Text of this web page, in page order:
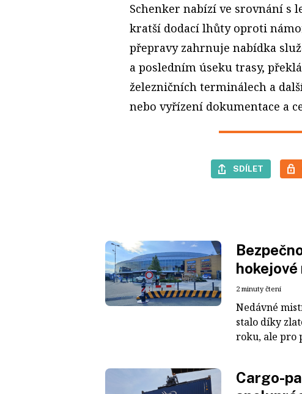
Schenker nabízí ve srovnání s
kratší dodací lhůty oproti
přepravy zahrnuje nabídka
a posledním úseku trasy,
železničních terminálech a
nebo vyřízení dokumentace a
SDÍLET
2 minuty čtení
Nedávné
stalo díky
roku, ale pro
Cargo-